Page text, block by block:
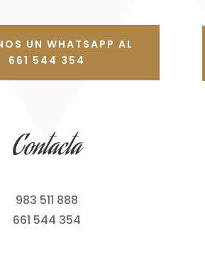
UN WHATSAPP AL
661 544 354
Contacta
983 511 888
661 544 354